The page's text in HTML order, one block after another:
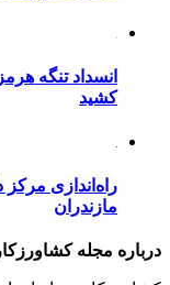
انسداد تنگه
کشید
راه‌اندازی
مازندران
درباره مجله کشاورزکار